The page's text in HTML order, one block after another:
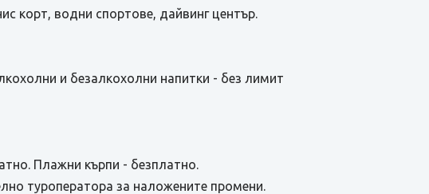
корт, водни спортове, дайвинг център.
и безалкохолни напитки - без лимит
Плажни кърпи - безплатно.
туроператора за наложените промени.